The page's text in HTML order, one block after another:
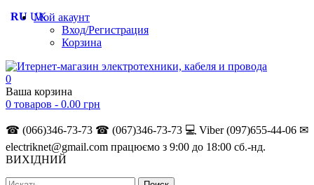
Мой акаунт
Вход/Регистрация
Корзина
0
Ваша корзина
0 товаров - 0.00 грн
☎ (066)346-73-73 ☎ (067)346-73-73 💻 Viber (097)655-44-06 ✉
electriknet@gmail.com працюємо з 9:00 до 18:00 сб.-нд.
ВИХІДНИЙ
RU UK